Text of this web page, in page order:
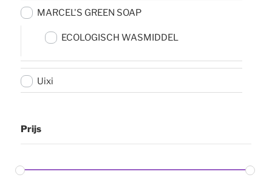
MARCEL'S GREEN SOAP
ECOLOGISCH WASMIDDEL
Uixi
Prijs